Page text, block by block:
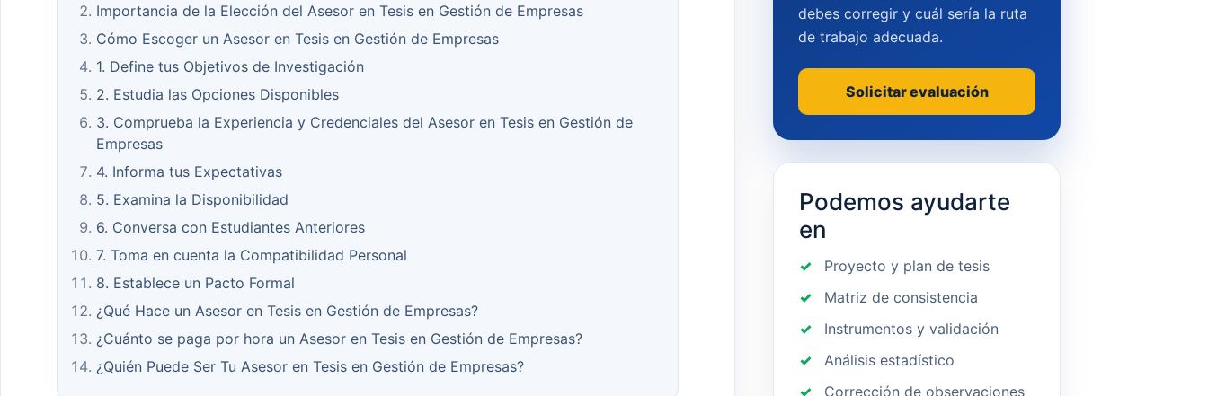
Importancia de la Elección del Asesor en Tesis en Gestión de Empresas
Cómo Escoger un Asesor en Tesis en Gestión de Empresas
1. Define tus Objetivos de Investigación
2. Estudia las Opciones Disponibles
3. Comprueba la Experiencia y Credenciales del Asesor en Tesis en Gestión de
Empresas
4. Informa tus Expectativas
5. Examina la Disponibilidad
6. Conversa con Estudiantes Anteriores
7. Toma en cuenta la Compatibilidad Personal
8. Establece un Pacto Formal
¿Qué Hace un Asesor en Tesis en Gestión de Empresas?
¿Cuánto se paga por hora un Asesor en Tesis en Gestión de Empresas?
¿Quién Puede Ser Tu Asesor en Tesis en Gestión de Empresas?
debes corregir y cuál sería la ruta
de trabajo adecuada.
Solicitar evaluación
Podemos ayudarte
en
Proyecto y plan de tesis
Matriz de consistencia
Instrumentos y validación
Análisis estadístico
Corrección de observaciones